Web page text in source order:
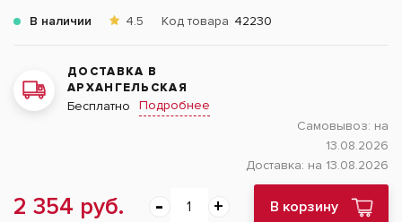
В наличии 4.5 Код товара 42230
ДОСТАВКА В
АРХАНГЕЛЬСКАЯ
Бесплатно
Подробнее
Самовывоз: на
13.08.2026
Доставка: на 13.08.2026
2 354 руб. В корзину